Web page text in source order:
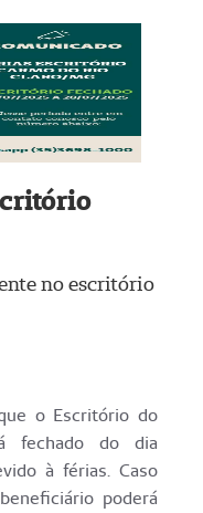
no escritório
o Escritório do
fechado do dia
à férias. Caso
poderá